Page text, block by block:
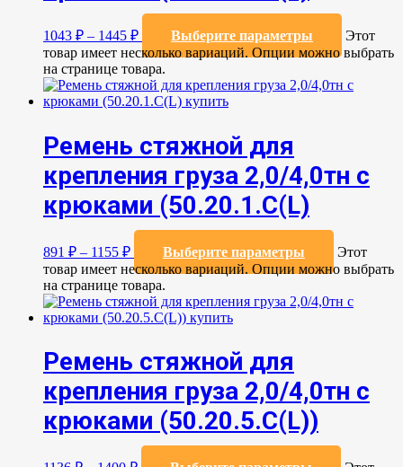
1043 ₽ – 1445 ₽ Выберите параметры
Этот
товар имеет несколько вариаций. Опции можно выбрать
на странице товара.
Ремень стяжной для
крепления груза 2,0/4,0тн с
крюками (50.20.1.С(L)
891 ₽ – 1155 ₽ Выберите параметры
Этот
товар имеет несколько вариаций. Опции можно выбрать
на странице товара.
Ремень стяжной для
крепления груза 2,0/4,0тн с
крюками (50.20.5.C(L))